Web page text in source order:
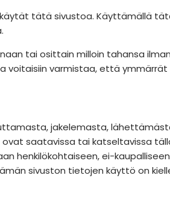
tätä sivustoa. Käyttämällä
tai osittain milloin tahansa
varmistaa, että
jakelemasta,
saatavissa tai katseltavissa
henkilökohtaiseen, ei-
sivuston tietojen käyttö on